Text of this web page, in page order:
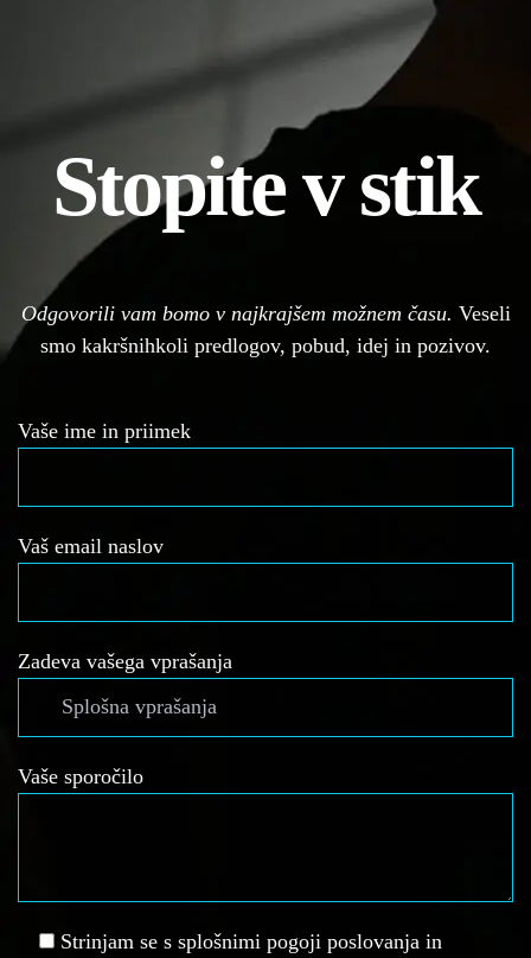
Stopite v stik
Odgovorili vam bomo v najkrajšem možnem času. Veseli
smo kakršnihkoli predlogov, pobud, idej in pozivov.
Vaše ime in priimek
Vaš email naslov
Zadeva vašega vprašanja
Vaše sporočilo
Strinjam se s splošnimi pogoji poslovanja in